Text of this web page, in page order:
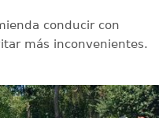
conducir con
más inconvenientes.